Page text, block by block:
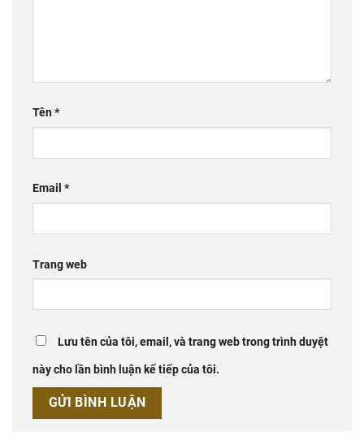
Tên*
Email *
Trang web
Lưu tên của tôi, email, và trang web trong trình duyệt
này cho lần bình luận kế tiếp của tôi.